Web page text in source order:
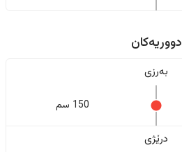
دووریەکان
بەرزی
150 سم
درێژی